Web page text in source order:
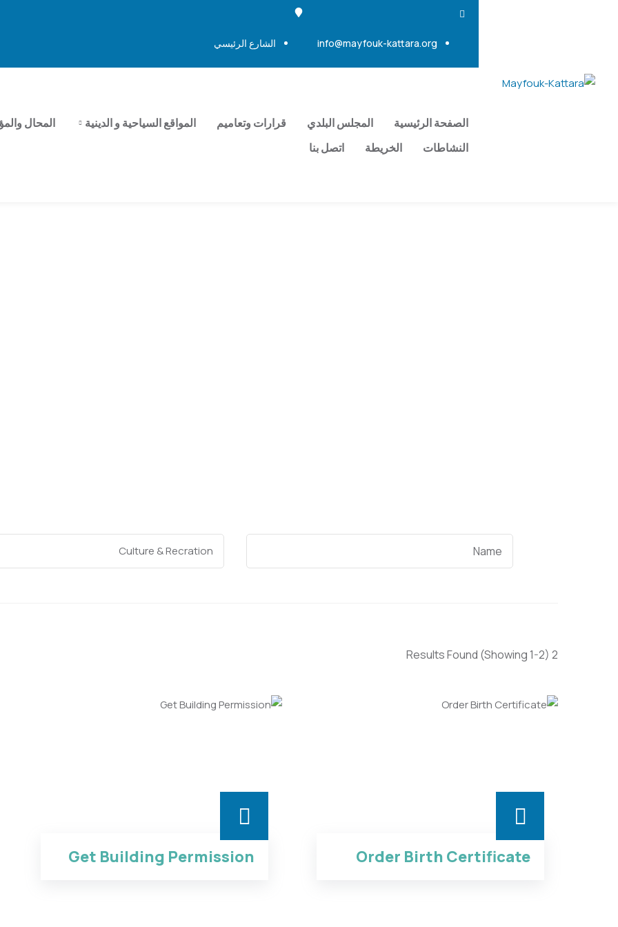
info@mayfouk-kattara.org الشارع الرئيسي
الصفحة الرئيسية المجلس البلدي قرارات وتعاميم المواقع السياحية و الدينية
المحال
النشاطات
الخريطة اتصل بنا
2 Results Found
(Showing 1-2)
Order Birth Certificate
Get Building Permission